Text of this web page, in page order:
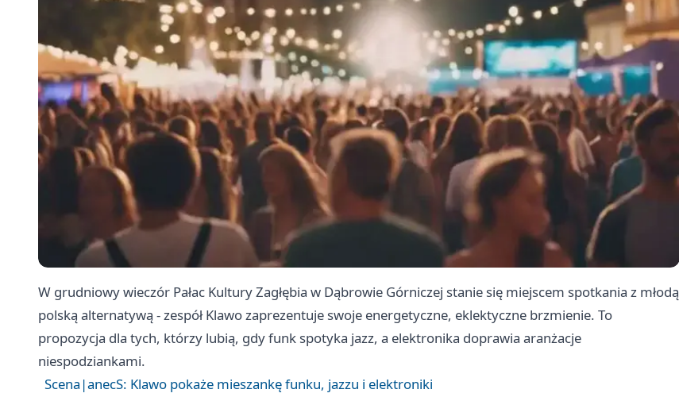
W grudniowy wieczór Pałac Kultury Zagłębia w Dąbrowie Górniczej stanie się miejscem spotkania z młodą
polską alternatywą - zespół Klawo zaprezentuje swoje energetyczne, eklektyczne brzmienie. To
propozycja dla tych, którzy lubią, gdy funk spotyka jazz, a elektronika doprawia aranżacje
niespodziankami.
Scena|anecS: Klawo pokaże mieszankę funku, jazzu i elektroniki